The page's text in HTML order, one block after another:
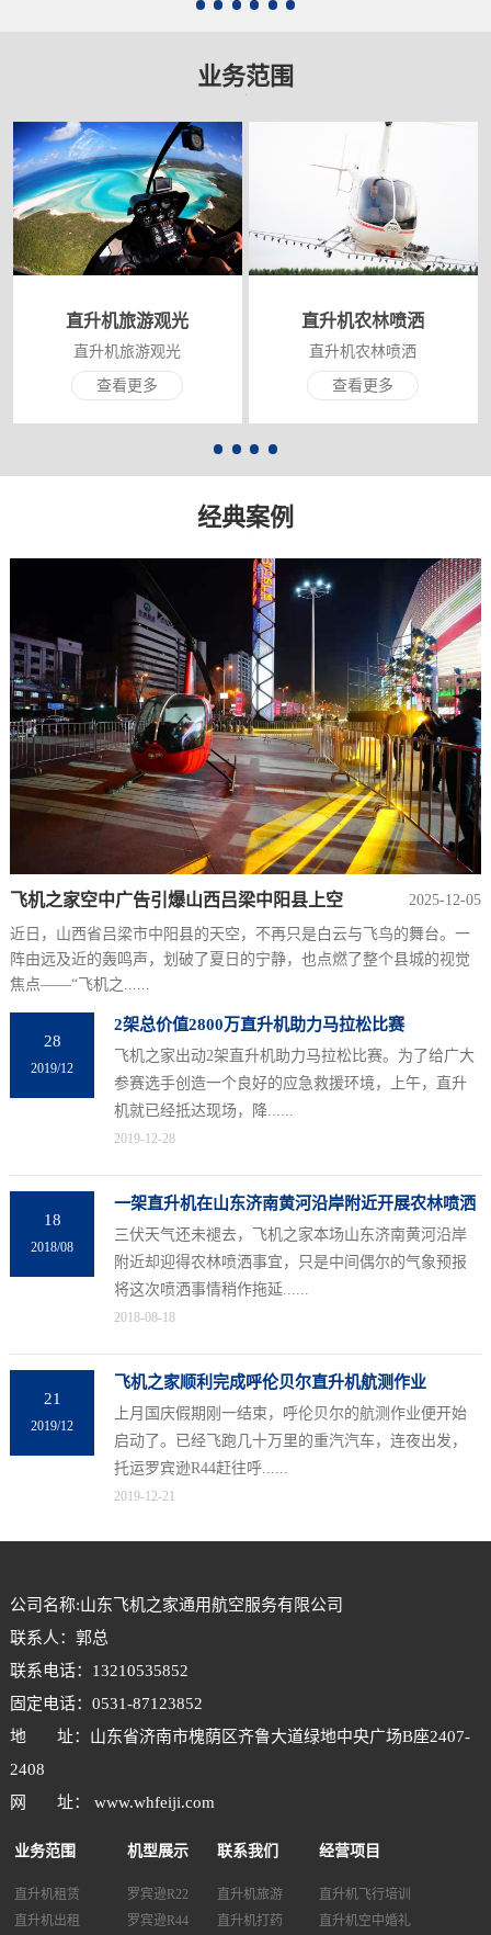
业务范围
直升机旅游观光
直升机旅游观光
查看更多
直升机农林喷洒
直升机农林喷洒
查看更多
经典案例
飞机之家空中广告引爆山西吕梁中阳县上空 2025-12-05
近日，山西省吕梁市中阳县的天空，不再只是白云与飞鸟的舞台。一
阵由远及近的轰鸣声，划破了夏日的宁静，也点燃了整个县城的视觉
焦点——“飞机之......
28
2019/12
2架总价值2800万直升机助力马拉松比赛
飞机之家出动2架直升机助力马拉松比赛。为了给广大
参赛选手创造一个良好的应急救援环境，上午，直升
机就已经抵达现场，降......
2019-12-28
18
2018/08
一架直升机在山东济南黄河沿岸附近开展农林喷洒
三伏天气还未褪去，飞机之家本场山东济南黄河沿岸
附近却迎得农林喷洒事宜，只是中间偶尔的气象预报
将这次喷洒事情稍作拖延......
2018-08-18
21
2019/12
飞机之家顺利完成呼伦贝尔直升机航测作业
上月国庆假期刚一结束，呼伦贝尔的航测作业便开始
启动了。已经飞跑几十万里的重汽汽车，连夜出发，
托运罗宾逊R44赶往呼......
2019-12-21
公司名称:山东飞机之家通用航空服务有限公司
联系人：郭总
联系电话：13210535852
固定电话：0531-87123852
地 址：山东省济南市槐荫区齐鲁大道绿地中央广场B座2407-
2408
网 址： www.whfeiji.com
业务范围
直升机租赁
直升机出租
机型展示
罗宾逊R22
罗宾逊R44
联系我们
直升机旅游
直升机打药
经营项目
直升机飞行培训
直升机空中婚礼